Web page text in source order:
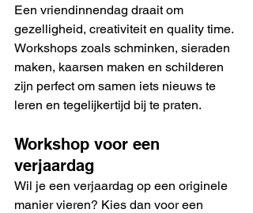
Een vriendinnendag draait om
gezelligheid, creativiteit en quality time.
Workshops zoals schminken, sieraden
maken, kaarsen maken en schilderen
zijn perfect om samen iets nieuws te
leren en tegelijkertijd bij te praten.
Workshop voor een
verjaardag
Wil je een verjaardag op een originele
manier vieren? Kies dan voor een